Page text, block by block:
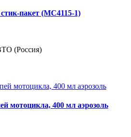
пакет (МС4115-1)
(Россия)
мотоцикла, 400 мл аэрозоль